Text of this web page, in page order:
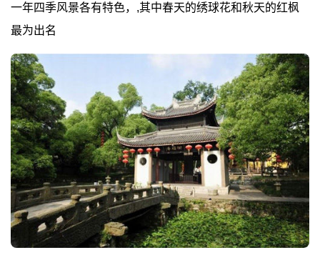
一年四季风景各有特色，,其中春天的绣球花和秋天的红枫
最为出名